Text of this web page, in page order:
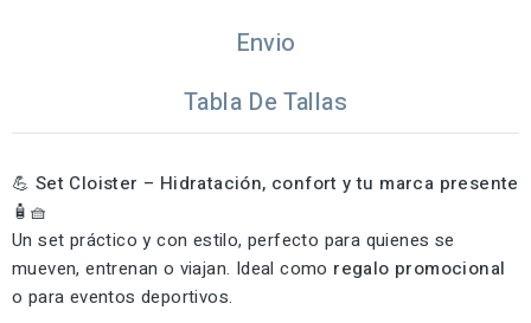
Envio
Tabla De Tallas
💪 Set Cloister – Hidratación, confort y tu marca presente
🧴🧺
Un set práctico y con estilo, perfecto para quienes se
mueven, entrenan o viajan. Ideal como regalo promocional
o para eventos deportivos.